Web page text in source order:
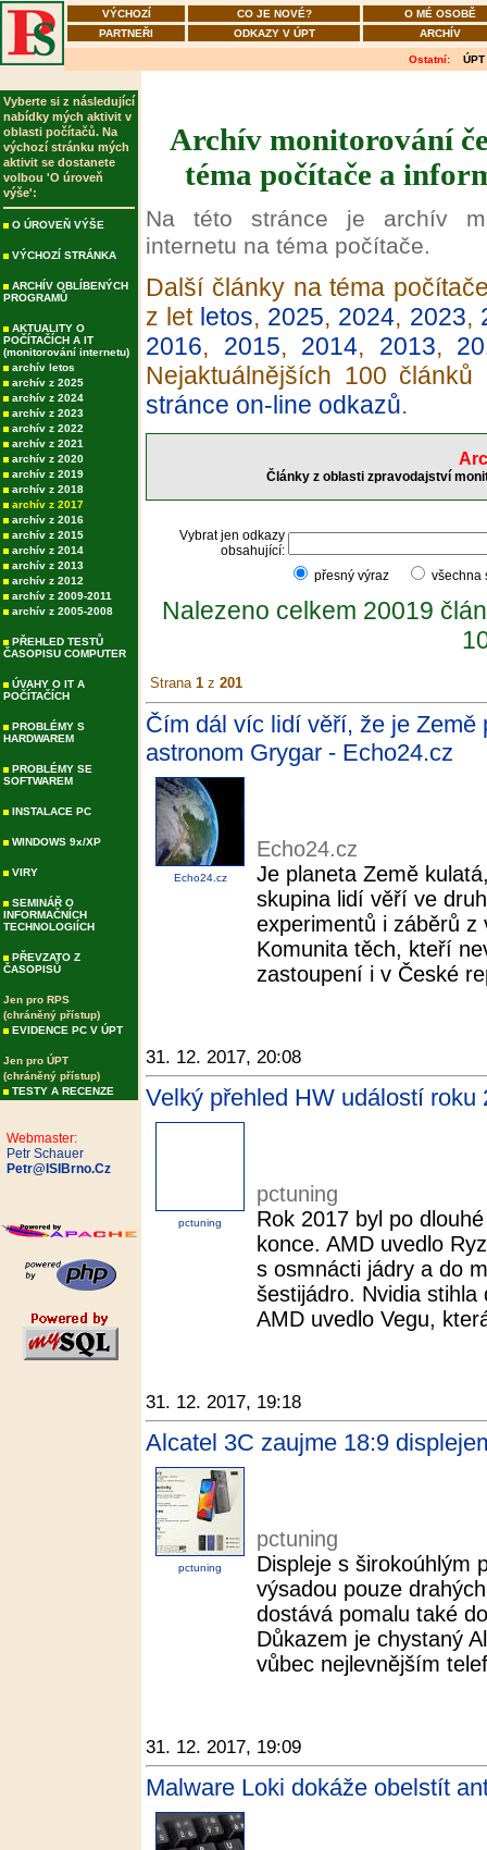
VÝCHOZÍ CO JE NOVÉ?
O MÉ OSOBĚ
PARTNEŘI
ODKAZY V ÚPT ARCHÍV
Ostatní: ÚPT
Vyberte si z následující
nabídky mých aktivit v
oblasti počítačů. Na
výchozí stránku mých
aktivit se dostanete
volbou 'O úroveň
výše':
O ÚROVEŇ VÝŠE
VÝCHOZÍ STRÁNKA
ARCHÍV OBLÍBENÝCH
PROGRAMŮ
AKTUALITY O
POČÍTAČÍCH A IT
(monitorování internetu)
archív letos
archív z 2025
archív z 2024
archív z 2023
archív z 2022
archív z 2021
archív z 2020
archív z 2019
archív z 2018
archív z 2017
archív z 2016
archív z 2015
archív z 2014
archív z 2013
archív z 2012
archív z 2009-2011
archív z 2005-2008
PŘEHLED TESTŮ
ČASOPISU COMPUTER
ÚVAHY O IT A
POČÍTAČÍCH
PROBLÉMY S
HARDWAREM
PROBLÉMY SE
SOFTWAREM
INSTALACE PC
WINDOWS 9x/XP
VIRY
SEMINÁŘ O
INFORMAČNÍCH
TECHNOLOGIÍCH
PŘEVZATO Z
ČASOPISŮ
Jen pro RPS
(chráněný přístup)
EVIDENCE PC V ÚPT
Jen pro ÚPT
(chráněný přístup)
TESTY A RECENZE
Webmaster:
Petr Schauer
Petr@ISIBrno.Cz
Archív monitorování
téma počítače a
Na této stránce je archív
internetu na téma počítače.
Další články na téma
z let letos, 2025, 2024, 2023,
2016, 2015, 2014, 2013,
Nejaktuálnějších 100
stránce on-line odkazů.
Články z oblasti zpravodajství
Vybrat jen odkazy
obsahující:
přesný výraz
Nalezeno celkem 20019
Strana 1 z 201
Čím dál víc lidí věří, že je Země
astronom Grygar - Echo24.cz
Echo24.cz
Echo24.cz
Je planeta Země
skupina lidí věří ve
experimentů i záběrů
Komunita těch, kteří
zastoupení i v České
31. 12. 2017, 20:08
Velký přehled HW událostí
pctuning
pctuning
Rok 2017 byl po
konce. AMD uvedlo
s osmnácti jádry a do
šestijádro. Nvidia
AMD uvedlo Vegu,
31. 12. 2017, 19:18
Alcatel 3C zaujme 18:9
pctuning
pctuning
Displeje s širokoúhlým
výsadou pouze
dostává pomalu také
Důkazem je chystaný
vůbec nejlevnějším
31. 12. 2017, 19:09
Malware Loki dokáže obelstít